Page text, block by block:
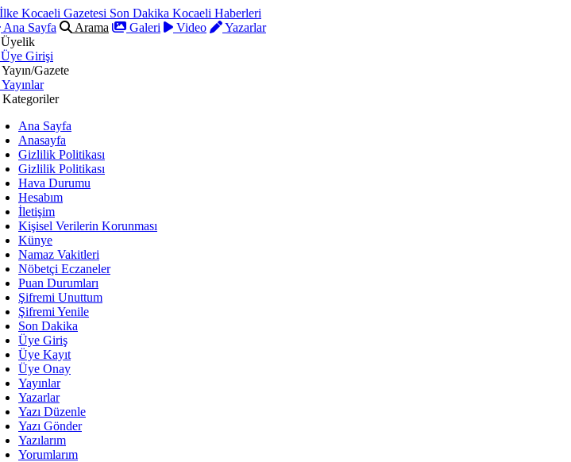
Ana Sayfa Arama Galeri Video
Yazarlar
Üyelik
Üye Girişi
Yayın/Gazete
Yayınlar
Kategoriler
Ana Sayfa
Anasayfa
Gizlilik Politikası
Gizlilik Politikası
Hava Durumu
Hesabım
İletişim
Kişisel Verilerin Korunması
Künye
Namaz Vakitleri
Nöbetçi Eczaneler
Puan Durumları
Şifremi Unuttum
Şifremi Yenile
Son Dakika
Üye Giriş
Üye Kayıt
Üye Onay
Yayınlar
Yazarlar
Yazı Düzenle
Yazı Gönder
Yazılarım
Yorumlarım